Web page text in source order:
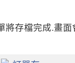
將存檔完成.畫